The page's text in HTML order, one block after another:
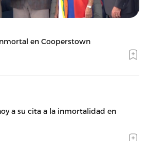
en Cooperstown
a su cita a la inmortalidad en